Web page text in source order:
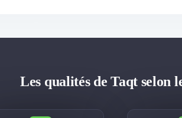
Les qualités de Taqt selon